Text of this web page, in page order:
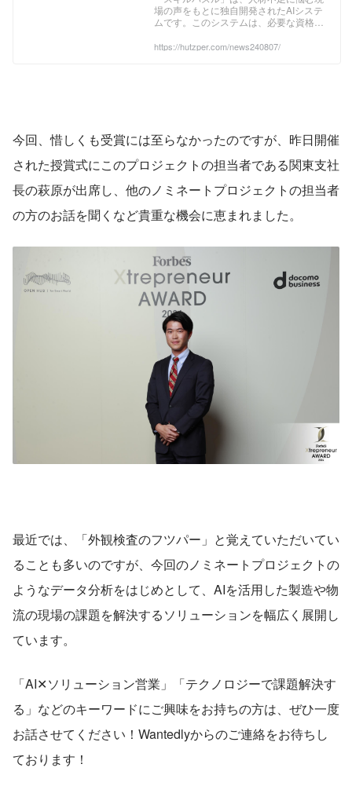
ノミネートプロジェクトに選
出されました！ | 株式会社フツ
パー Hutzper
場の声をもとに独自開発されたAIシステ
ムです。このシステムは、必要な資格に
造現場で実際に適用されている配置要件
https://hutzper.com/news240807/
今回、惜しくも受賞には至らなかったのですが、昨日開催
された授賞式にこのプロジェクトの担当者である関東支社
長の萩原が出席し、他のノミネートプロジェクトの担当者
の方のお話を聞くなど貴重な機会に恵まれました。
最近では、「外観検査のフツパー」と覚えていただいてい
ることも多いのですが、今回のノミネートプロジェクトの
ようなデータ分析をはじめとして、AIを活用した製造や物
流の現場の課題を解決するソリューションを幅広く展開し
ています。
「AI✕ソリューション営業」「テクノロジーで課題解決す
る」などのキーワードにご興味をお持ちの方は、ぜひ一度
お話させてください！Wantedlyからのご連絡をお待ちし
ております！